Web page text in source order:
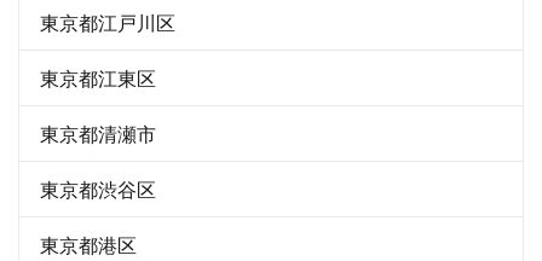
東京都江戸川区
東京都江東区
東京都清瀬市
東京都渋谷区
東京都港区